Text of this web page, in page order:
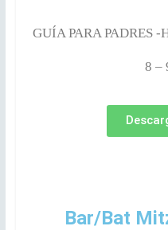
GUÍA PARA PADRES
8 –
Bar/Bat